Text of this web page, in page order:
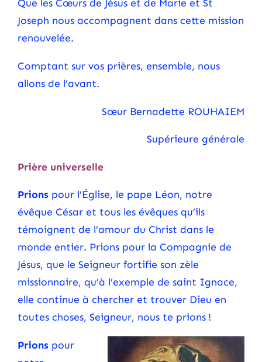
Que les Cœurs de Jésus et de Marie et St
Joseph nous accompagnent dans cette mission
renouvelée.
Comptant sur vos prières, ensemble, nous
allons de l’avant.
Sœur Bernadette ROUHAIEM
Supérieure générale
Prière universelle
Prions pour l’Église, le pape Léon, notre
évêque César et tous les évêques qu’ils
témoignent de l’amour du Christ dans le
monde entier. Prions pour la Compagnie de
Jésus, que le Seigneur fortifie son zèle
missionnaire, qu’à l’exemple de saint Ignace,
elle continue à chercher et trouver Dieu en
toutes choses, Seigneur, nous te prions !
Prions pour